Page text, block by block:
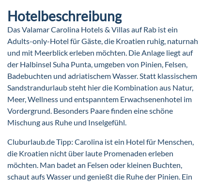
Hotelbeschreibung
Das Valamar Carolina Hotels & Villas auf Rab ist ein
Adults-only-Hotel für Gäste, die Kroatien ruhig, naturnah
und mit Meerblick erleben möchten. Die Anlage liegt auf
der Halbinsel Suha Punta, umgeben von Pinien, Felsen,
Badebuchten und adriatischem Wasser. Statt klassischem
Sandstrandurlaub steht hier die Kombination aus Natur,
Meer, Wellness und entspanntem Erwachsenenhotel im
Vordergrund. Besonders Paare finden eine schöne
Mischung aus Ruhe und Inselgefühl.
Cluburlaub.de Tipp: Carolina ist ein Hotel für Menschen,
die Kroatien nicht über laute Promenaden erleben
möchten. Man badet an Felsen oder kleinen Buchten,
schaut aufs Wasser und genießt die Ruhe der Pinien. Ein